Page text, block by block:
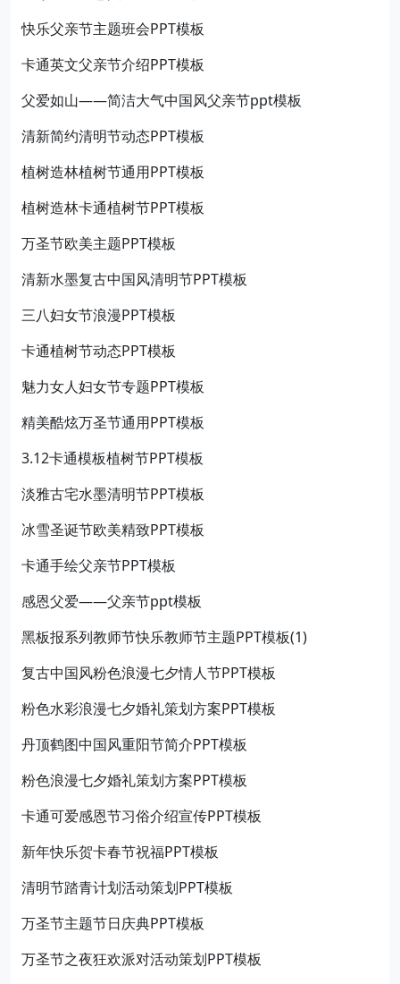
快乐父亲节主题班会PPT模板
卡通英文父亲节介绍PPT模板
父爱如山——简洁大气中国风父亲节ppt模板
清新简约清明节动态PPT模板
植树造林植树节通用PPT模板
植树造林卡通植树节PPT模板
万圣节欧美主题PPT模板
清新水墨复古中国风清明节PPT模板
三八妇女节浪漫PPT模板
卡通植树节动态PPT模板
魅力女人妇女节专题PPT模板
精美酷炫万圣节通用PPT模板
3.12卡通模板植树节PPT模板
淡雅古宅水墨清明节PPT模板
冰雪圣诞节欧美精致PPT模板
卡通手绘父亲节PPT模板
感恩父爱——父亲节ppt模板
黑板报系列教师节快乐教师节主题PPT模板(1)
复古中国风粉色浪漫七夕情人节PPT模板
粉色水彩浪漫七夕婚礼策划方案PPT模板
丹顶鹤图中国风重阳节简介PPT模板
粉色浪漫七夕婚礼策划方案PPT模板
卡通可爱感恩节习俗介绍宣传PPT模板
新年快乐贺卡春节祝福PPT模板
清明节踏青计划活动策划PPT模板
万圣节主题节日庆典PPT模板
万圣节之夜狂欢派对活动策划PPT模板